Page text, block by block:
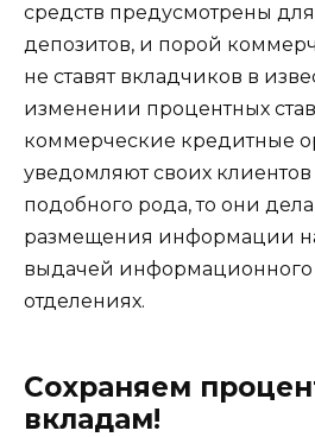
средств предусмотрены
депозитов, и порой
не ставят вкладчиков в
изменении процентных
коммерческие кредитные
уведомляют своих
подобного рода, то они
размещения информации
выдачей информационного
отделениях.
Сохраняем
вкладам!